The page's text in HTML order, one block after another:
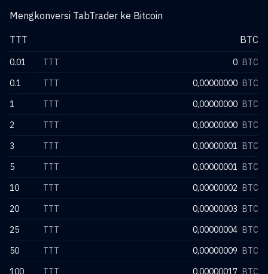
Mengkonversi TabTrader ke Bitcoin
TTT
BTC
0.01 TTT 0 BTC
0.1
TTT 0,00000000 BTC
1
TTT 0,00000000 BTC
2
TTT 0,00000000 BTC
3
TTT 0,00000001 BTC
5
TTT 0,00000001 BTC
10
TTT 0,00000002 BTC
20
TTT 0,00000003 BTC
25
TTT 0,00000004 BTC
50
TTT 0,00000009 BTC
100
TTT 0,00000017 BTC